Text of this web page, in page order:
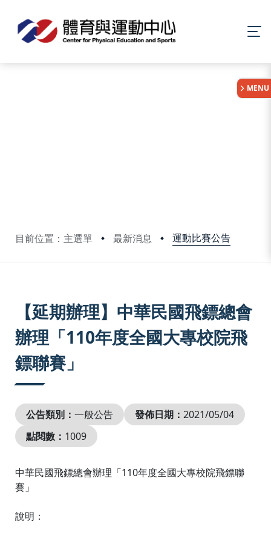
目前位置：主選單 最新消息 運動比賽公告
MENU
【延期辦理】中華民國飛鏢總會
辦理「110年度全國大專校院飛
鏢聯賽」
公告類別： 一般公告 發佈日期： 2021/05/04
點閱數： 1009
中華民國飛鏢總會辦理「110年度全國大專校院飛鏢聯
賽」
說明：